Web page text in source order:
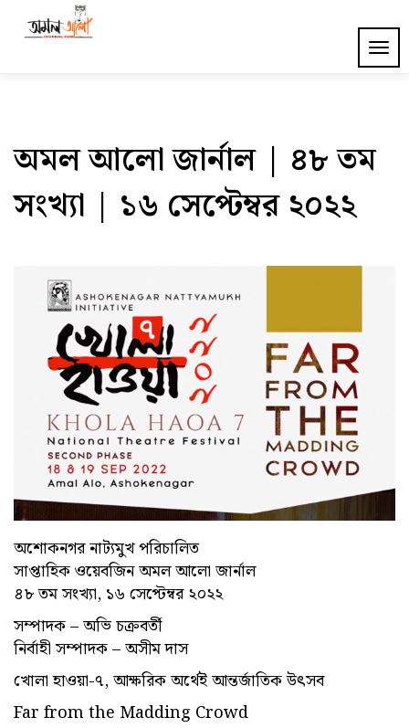
অমল আলো জার্নাল | ৪৮ তম
সংখ্যা | ১৬ সেপ্টেম্বর ২০২২
অশোকনগর নাট্যমুখ পরিচালিত
সাপ্তাহিক ওয়েবজিন অমল আলো জার্নাল
৪৮ তম সংখ্যা, ১৬ সেপ্টেম্বর ২০২২
সম্পাদক – অভি চক্রবর্তী
নির্বাহী সম্পাদক – অসীম দাস
খোলা হাওয়া-৭, আক্ষরিক অর্থেই আন্তর্জাতিক উৎসব
Far from the Madding Crowd